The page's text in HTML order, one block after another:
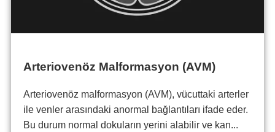
Arteriovenöz Malformasyon (AVM)
Arteriovenöz malformasyon (AVM), vücuttaki arterler
ile venler arasındaki anormal bağlantıları ifade eder.
Bu durum normal dokuların yerini alabilir ve kan...